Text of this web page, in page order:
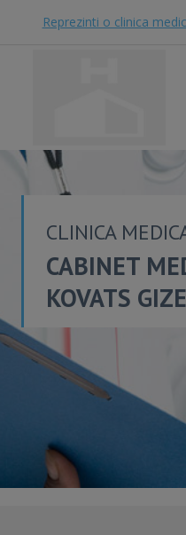
Reprezinti o clinica
CLINICA
CABINET
KOVATS